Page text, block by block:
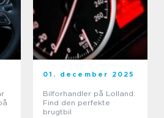
01. december 2025
Bilforhandler på Lolland:
Find den perfekte
brugtbil